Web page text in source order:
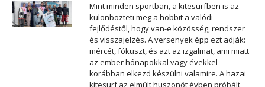
Mint minden sportban, a kitesurfben is az
különbözteti meg a hobbit a valódi
fejlődéstől, hogy van-e közösség, rendszer
és visszajelzés. A versenyek épp ezt adják:
mércét, fókuszt, és azt az izgalmat, ami miatt
az ember hónapokkal vagy évekkel
korábban elkezd készülni valamire. A hazai
kitesurf az elmúlt huszonöt évben próbált